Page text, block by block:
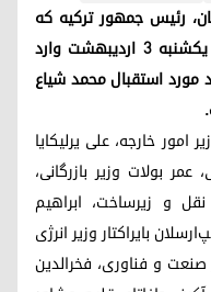
اردوغان، رئیس جمهور ترکیه که
برای انجام دیدارهای رسمی صبح روز یکشنبه ٣ اردیبهشت وارد
مورد استقبال محمد شیاع
امور خارجه، علی یرلیکایا
بولات وزیر بازرگانی،
و زیرساخت، ابراهیم
بایراکتار وزیر انرژی
و فناوری، فخرالدین